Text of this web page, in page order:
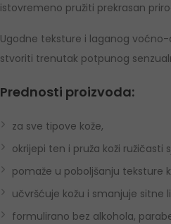
istovremeno pružiti prekrasan
Ugodne teksture i laganog
stvoriti trenutak potpunog
Prednosti proizvoda:
za sve tipove kože,
okrijepi ten i pruža koži ružičasti
pomaže u poboljšanju teksture
učvršćuje kožu i smanjuje sitne
formulirano bez alkohola,